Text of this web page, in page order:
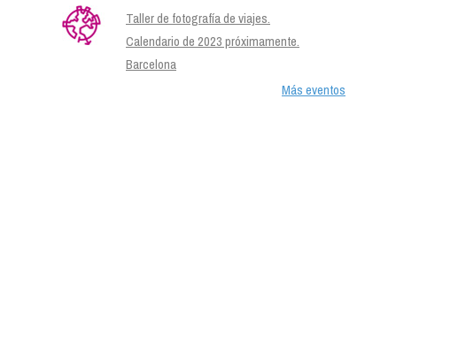
Taller de fotografía de viajes.
Calendario de 2023 próximamente.
Barcelona
Más eventos